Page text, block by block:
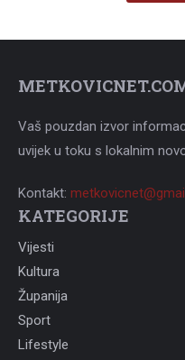
Vaš pouzdan izvor
uvijek u toku s lokalnim
Kontakt:
KATEGORIJE
Vijesti
Kultura
Županija
Sport
Lifestyle